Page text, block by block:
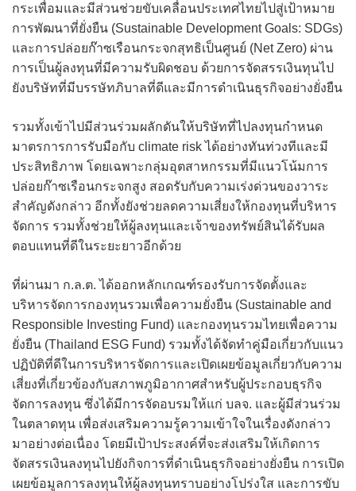
กระเพื่อมและมีส่วนช่วยขับเคลื่อนประเทศไทยไปสู่เป้าหมาย
การพัฒนาที่ยั่งยืน (Sustainable Development Goals: SDGs)
และการปล่อยก๊าซเรือนกระจกสุทธิเป็นศูนย์ (Net Zero) ผ่าน
การเป็นผู้ลงทุนที่มีความรับผิดชอบ ด้วยการจัดสรรเงินทุนไป
ยังบริษัทที่มีบรรษัทภิบาลที่ดีและมีการดำเนินธุรกิจอย่างยั่งยืน
รวมทั้งเข้าไปมีส่วนร่วมผลักดันให้บริษัทที่ไปลงทุนกำหนด
มาตรการการรับมือกับ climate risk ได้อย่างทันท่วงทีและมี
ประสิทธิภาพ โดยเฉพาะกลุ่มอุตสาหกรรมที่มีแนวโน้มการ
ปล่อยก๊าซเรือนกระจกสูง สอดรับกับความเร่งด่วนของวาระ
สำคัญดังกล่าว อีกทั้งยังช่วยลดความเสี่ยงให้กองทุนที่บริหาร
จัดการ รวมทั้งช่วยให้ผู้ลงทุนและเจ้าของทรัพย์สินได้รับผล
ตอบแทนที่ดีในระยะยาวอีกด้วย
ที่ผ่านมา ก.ล.ต. ได้ออกหลักเกณฑ์รองรับการจัดตั้งและ
บริหารจัดการกองทุนรวมเพื่อความยั่งยืน (Sustainable and
Responsible Investing Fund) และกองทุนรวมไทยเพื่อความ
ยั่งยืน (Thailand ESG Fund) รวมทั้งได้จัดทำคู่มือเกี่ยวกับแนว
ปฏิบัติที่ดีในการบริหารจัดการและเปิดเผยข้อมูลเกี่ยวกับความ
เสี่ยงที่เกี่ยวข้องกับสภาพภูมิอากาศสำหรับผู้ประกอบธุรกิจ
จัดการลงทุน ซึ่งได้มีการจัดอบรมให้แก่ บลจ. และผู้มีส่วนร่วม
ในตลาดทุน เพื่อส่งเสริมความรู้ความเข้าใจในเรื่องดังกล่าว
มาอย่างต่อเนื่อง โดยมีเป้าประสงค์ที่จะส่งเสริมให้เกิดการ
จัดสรรเงินลงทุนไปยังกิจการที่ดำเนินธุรกิจอย่างยั่งยืน การเปิด
เผยข้อมูลการลงทุนให้ผู้ลงทุนทราบอย่างโปร่งใส และการขับ